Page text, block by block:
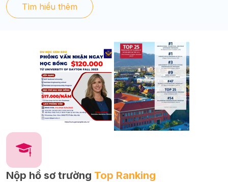
Tìm hiểu thêm
Nộp hồ sơ trường Top Ranking